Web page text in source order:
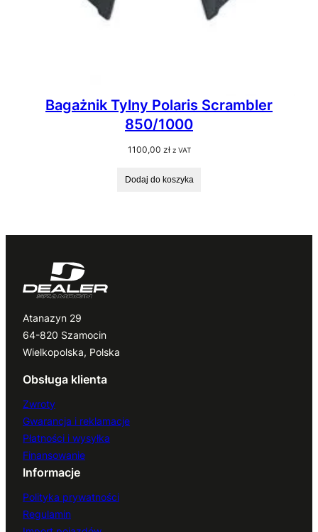
Bagażnik Tylny Polaris Scrambler
850/1000
1100,00 zł z VAT
Dodaj do koszyka
Atanazyn 29
64-820 Szamocin
Wielkopolska, Polska
Obsługa klienta
Zwroty
Gwarancja i reklamacje
Płatności i wysyłka
Finansowanie
Informacje
Polityka prywatności
Regulamin